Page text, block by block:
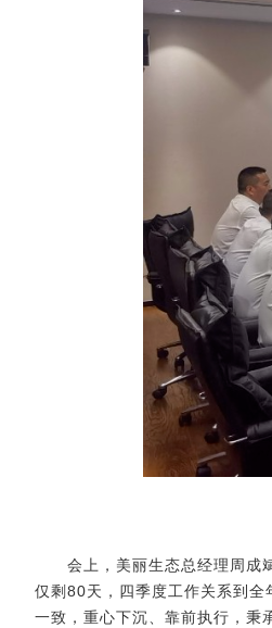
会上，美丽生态总经理周成斌
仅剩80天，四季度工作关系到全
一致，重心下沉、靠前执行，秉